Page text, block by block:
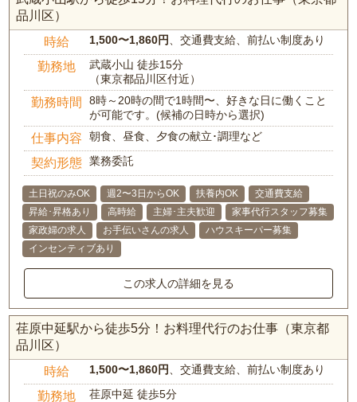
品川区）
時給 1,500〜1,860円 、交通費支給、前払い制度あり
勤務地
武蔵小山 徒歩15分
（東京都品川区付近）
勤務時間
8時～20時の間で1時間〜、好きな日に働くこと
が可能です。(候補の日時から選択)
仕事内容 朝食、昼食、夕食の献立･調理など
契約形態 業務委託
土日祝のみOK 週2〜3日からOK 扶養内OK
交通費支給
昇給･昇格あり
高時給 主婦･主夫歓迎
家事代行スタッフ募集
家政婦の求人
お手伝いさんの求人
ハウスキーパー募集
インセンティブあり
この求人の詳細を見る
荏原中延駅から徒歩5分！お料理代行のお仕事（東京都
品川区）
時給 1,500〜1,860円 、交通費支給、前払い制度あり
勤務地
荏原中延 徒歩5分